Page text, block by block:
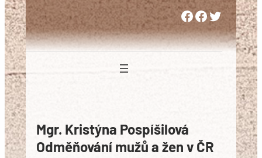
Woman in Medicine Czech Republic Women in Surgery Europe Woman in Surgery Czech Republic
Mgr. Kristýna Pospíšilová
Odměňování mužů a žen v ČR